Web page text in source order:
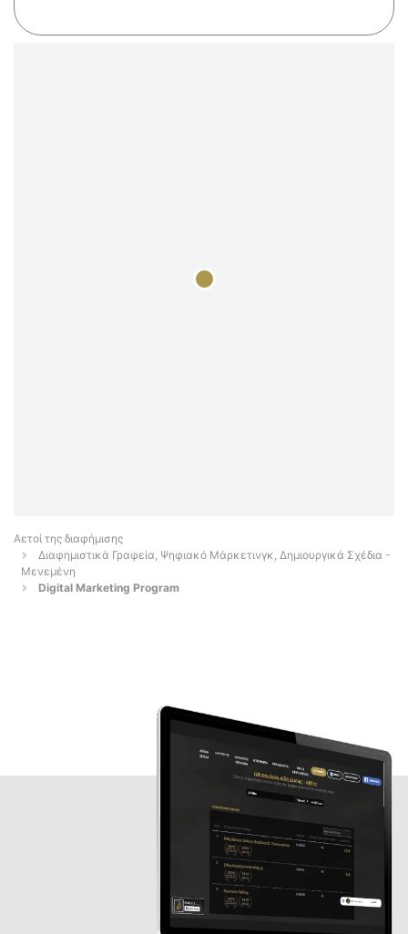
Αετοί της διαφήμισης
Διαφημιστικά Γραφεία, Ψηφιακό Μάρκετινγκ, Δημιουργικά Σχέδια -
Μενεμένη
Digital Marketing Program